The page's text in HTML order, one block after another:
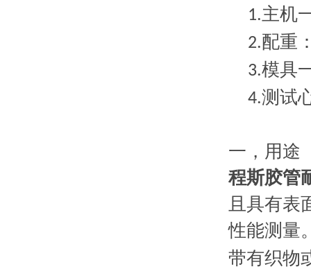
1.主机
2.配重
3.模具
4.测试
一， 用途
程斯胶管
且具有表
性能测量
带有织物